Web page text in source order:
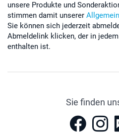
unsere Produkte und
stimmen damit unserer
Sie können sich jederzeit
Abmeldelink klicken, der in
enthalten ist.
Sie finden